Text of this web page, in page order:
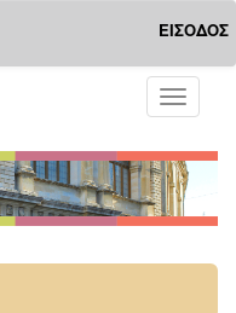
ΕΙΣΟΔΟΣ
Toggle